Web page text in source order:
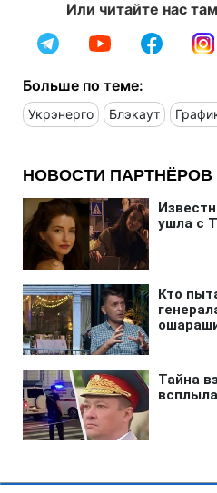
Или читайте нас
Больше по теме:
Укрэнерго Блэкаут